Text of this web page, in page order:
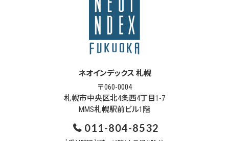
ネオインデックス 札幌
〒060-0004
札幌市中央区北4条西4丁目1-7
MMS札幌駅前ビル1階
011-804-8532